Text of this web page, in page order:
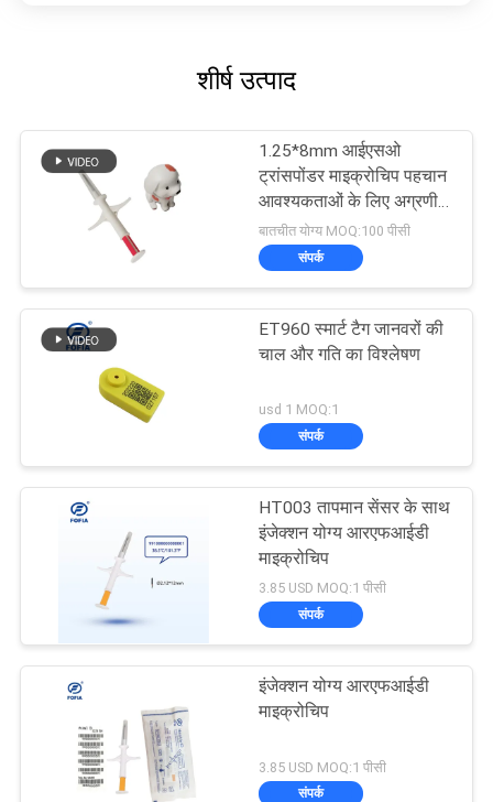
शीर्ष उत्पाद
1.25*8mm आईएसओ
ट्रांसपोंडर माइक्रोचिप पहचान
आवश्यकताओं के लिए अग्रणी
समाधान
बातचीत योग्य MOQ:100 पीसी
संपर्क
ET960 स्मार्ट टैग जानवरों की
चाल और गति का विश्लेषण
usd 1 MOQ:1
संपर्क
HT003 तापमान सेंसर के साथ
इंजेक्शन योग्य आरएफआईडी
माइक्रोचिप
3.85 USD MOQ:1 पीसी
संपर्क
इंजेक्शन योग्य आरएफआईडी
माइक्रोचिप
3.85 USD MOQ:1 पीसी
संपर्क